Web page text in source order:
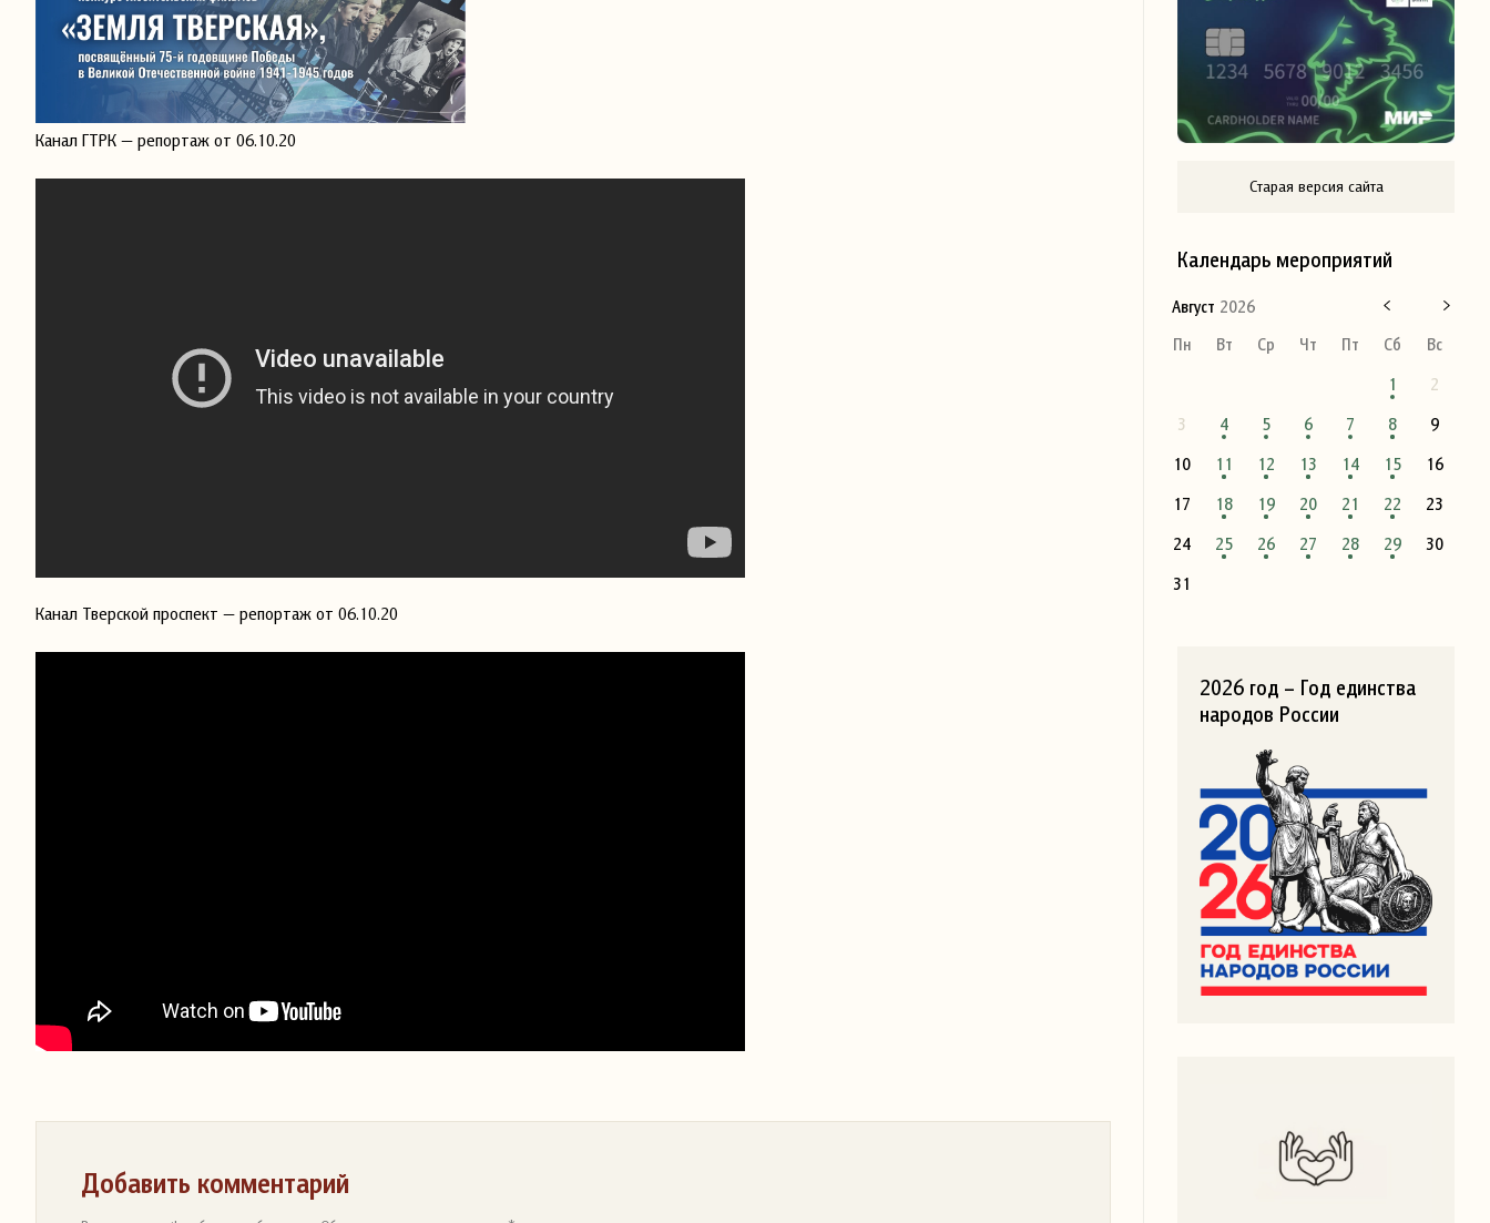
Канал ГТРК — репортаж от 06.10.20
Канал Тверской проспект — репортаж от 06.10.20
Добавить комментарий
Старая версия сайта
Календарь мероприятий
Август 2026
Пн
Вт Ср Чт Пт Сб
Вс
1
2
3
4 5 6 7 8
9
10
11 12 13 14 15
16
17
18 19 20 21 22
23
24
25 26 27 28 29
30
31
2026 год – Год единства
народов России